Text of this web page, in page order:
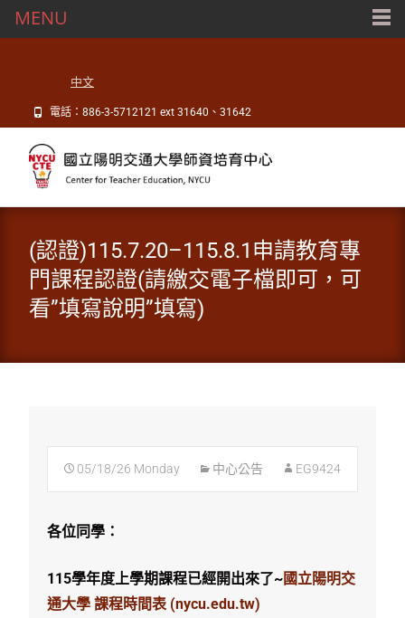
中文
電話：886-3-5712121 ext 31640、31642
(認證)115.7.20–115.8.1申請教育專
門課程認證(請繳交電子檔即可，可
看”填寫說明”填寫)
05/18/26 Monday 中心公告 EG9424
各位同學：
115學年度上學期課程已經開出來了~國立陽明交
通大學 課程時間表 (nycu.edu.tw)
MENU